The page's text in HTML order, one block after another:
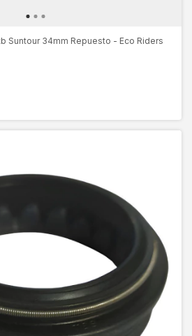
Suntour 34mm Repuesto - Eco Riders